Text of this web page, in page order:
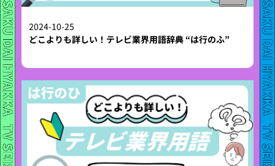
2024-10-25
どこよりも詳しい！テレビ業界用語辞典 “は行のふ”